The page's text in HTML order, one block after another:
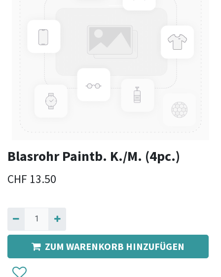
Blasrohr Paintb. K./M. (4pc.)
CHF 13.50
ZUM WARENKORB HINZUFÜGEN